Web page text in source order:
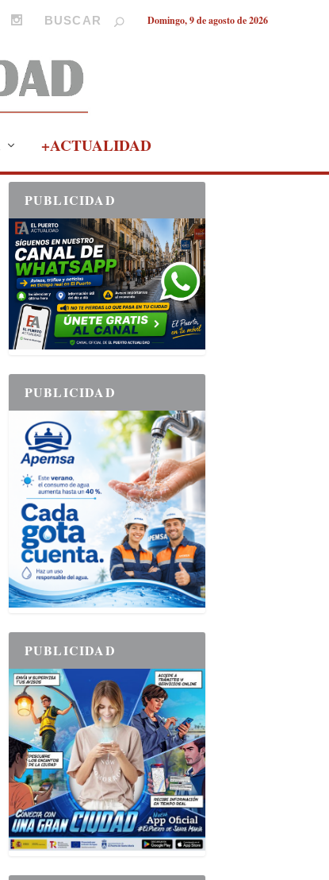
Domingo, 9 de agosto de 2026
+ACTUALIDAD
PUBLICIDAD
PUBLICIDAD
PUBLICIDAD